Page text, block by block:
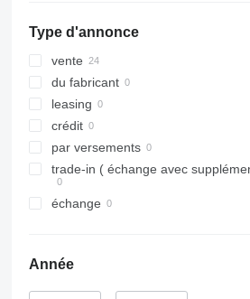
Type d'annonce
vente
du fabricant
leasing
crédit
par versements
trade-in ( échange avec
échange
Année